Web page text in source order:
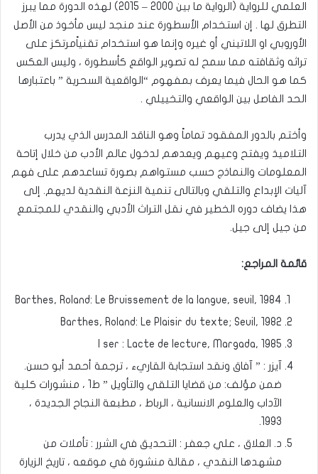
العلمي للرواية (الرواية ما بين 2000 – 2015) لهذه الدورة مما يبرز
التطرق لها . إن استخدام الأسطورة عند منجد ليس مأخوذ من الأصل
الأوروبي او اللاتيني أو غيره وإنما هو استخدام تقنياًمرتكز على
تراثه وثقافته مما سمح له تصوير الواقع كأسطورة ، وليس العكس
كما هو الحال فيما يعرف بمفهوم “الواقعية السحرية ” باعتبارها
الحد الفاصل بين الواقعي والتخييلي .
وأختم بالدور المفقود تماماً وهو الناقد المدرس الذي يدرب
التلاميذ ويفتح وعيهم ويعدهم لدخول عالم الأدب من خلال إتاحة
المعلومات والنماذج حسب مستواهم بصورة تساعدهم على فهم
آليات الإبداع والتلقي وبالتالى تنمية النزعة النقدية لديهم. إلى
هذا يضاف دوره الخطير في نقل التراث الأدبي والنقدي للمجتمع
من جيل إلى جيل.
قائمة المراجع:
Barthes, Roland: Le Bruissement de la langue, seuil, 1984
Barthes, Roland: Le Plaisir du texte; Seuil, 1982
I ser : Lacte de lecture, Margada, 1985
آيزر : ” آفاق ونقد استجابة القاريء ، ترجمة أحمد أبو حسن.
ضمن مؤلف: من قضايا التلقي والتأويل ” ط1 ، منشورات كلية
الآداب والعلوم الانسانية ، الرباط ، مطبعة النجاح الجديدة ،
1993.
د. العلاق ، علي جعفر : التحديق في الشرر : تأملات من
مشهدها النقدي ، مقالة منشورة في موقعه ، تاريخ الزيارة